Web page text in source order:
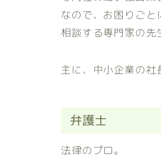
なので、お困りごと
相談する専門家の先
主に、中小企業の社
弁護士
法律のプロ。